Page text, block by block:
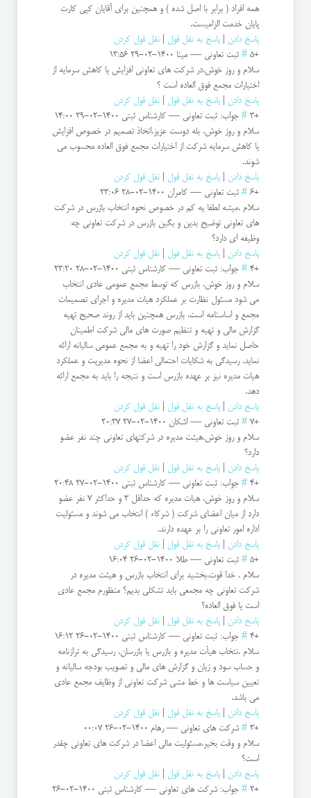
همه افراد ( برابر با اصل شده ) و همچنین برای آقایان کپی کارت
پایان خدمت الزامیست.
پاسخ دادن
پاسخ به نقل قول
نقل قول کردن
+5
# ثبت تعاونی — مینا 1400-02-29 13:56
سلام و روز خوش،در شرکت های تعاونی افزایش یا کاهش سرمایه از
اختیارات مجمع فوق العاده است ؟
پاسخ دادن
پاسخ به نقل قول
نقل قول کردن
+3
# جواب: ثبت تعاونی — کارشناس ثبتی 1400-02-29 14:00
سلام و روز خوش، بله دوست عزیز،اتخاذ تصمیم در خصوص افزایش
یا کاهش سرمایه شرکت از اختیارات مجمع فوق العاده محسوب می
شوند.
پاسخ دادن
پاسخ به نقل قول
نقل قول کردن
+6
# ثبت تعاونی — کامران 1400-02-28 23:06
سلام .میشه لطفا یه کم در خصوص نحوه انتخاب بازرس در شرکت
های تعاونی توضیح بدین و بگین بازرس در شرکت تعاونی چه
وظیفه ای دارد؟
پاسخ دادن
پاسخ به نقل قول
نقل قول کردن
+4
# جواب: ثبت تعاونی — کارشناس ثبتی 1400-02-28 23:20
سلام و روز خوش، بازرس که توسط مجمع عمومی عادی انتخاب
می شود مسئول نظارت بر عملکرد هیات مدیره و اجرای تصمیمات
مجمع و اساسنامه است. بازرس همچنین باید از روند صحیح تهیه
گزارش مالی و تهیه و تنظیم صورت های مالی شرکت اطمینان
حاصل نماید و گزارش خود را تهیه و به مجمع عمومی سالیانه ارائه
نماید. رسیدگی به شکایات احتمالی اعضا از نحوه مدیریت و عملکرد
هیات مدیره نیز بر عهده بازرس است و نتیجه را باید به مجمع ارائه
دهد.
پاسخ دادن
پاسخ به نقل قول
نقل قول کردن
+7
# ثبت تعاونی —اشکان 1400-02-27 20:37
سلام و روز خوش،هیئت مدیره در شرکتهای تعاونی چند نفر عضو
دارد؟
پاسخ دادن
پاسخ به نقل قول
نقل قول کردن
+4
# جواب: ثبت تعاونی — کارشناس ثبتی 1400-02-27 20:48
سلام و روز خوش، هیات مدیره که حداقل 3 و حداکثر 7 نفر عضو
دارد از میان اعضای شرکت ( شرکاء ) انتخاب می شوند و مسئولیت
اداره امور تعاونی را بر عهده دارند.
پاسخ دادن
پاسخ به نقل قول
نقل قول کردن
+5
# ثبت تعاونی — طلا 1400-02-26 16:04
سلام . خدا قوت،بخشید برای انتخاب بازرس و هیئت مدیره در
شرکت تعاونی چه مجمعی باید تشکلی بدیم؟ منظورم مجمع عادی
است یا فوق العاده؟
پاسخ دادن
پاسخ به نقل قول
نقل قول کردن
+4
# جواب: ثبت تعاونی — کارشناس ثبتی 1400-02-26 16:12
سلام .نتخاب هیأت مدیره و بازرس یا بازرسان، رسیدگی به ترازنامه
و حساب سود و زیان و گزارش های مالی و تصویب بودجه سالیانه و
تعیین سیاست ها و خط مشی شرکت تعاونی از وظایف مجمع عادی
می باشد.
پاسخ دادن
پاسخ به نقل قول
نقل قول کردن
+3
# شرکت های تعاونی —رهام 1400-02-26 00:07
سلام و وقت بخیر،مسئولیت مالی اعضا در شرکت های تعاونی چقدر
است؟
پاسخ دادن
پاسخ به نقل قول
نقل قول کردن
+2
# جواب: شرکت های تعاونی — کارشناس ثبتی
1400-02-26